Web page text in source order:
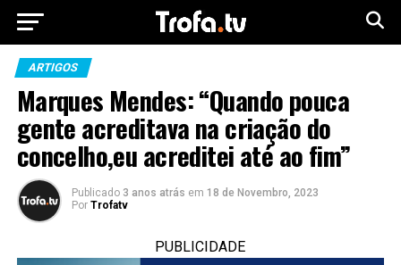
ARTIGOS
Marques Mendes: “Quando pouca
gente acreditava na criação do
concelho,eu acreditei até ao fim”
Publicado 3 anos atrás em 18 de Novembro, 2023
Por Trofatv
PUBLICIDADE